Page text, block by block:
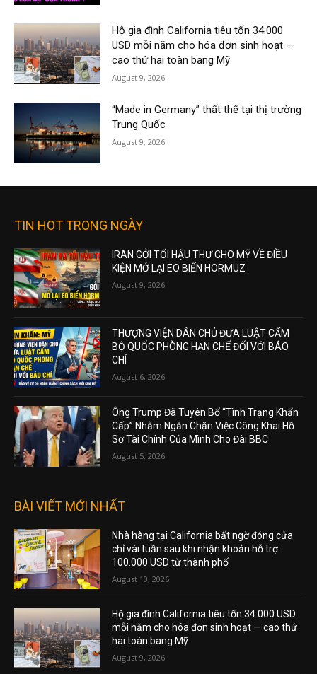
Hộ gia đình California tiêu tốn 34.000
USD mỗi năm cho hóa đơn sinh hoạt —
cao thứ hai toàn bang Mỹ
August 9, 2026
“Made in Germany” thất thế tại thị trường
Trung Quốc
August 9, 2026
TIN HOT TRONG NGÀY
IRAN GỞI TỐI HẬU THƯ CHO MỸ VỀ ĐIỀU
KIỆN MỞ LẠI EO BIỂN HORMUZ
August 9, 2026
THƯỢNG VIỆN DÂN CHỦ ĐƯA LUẬT CẤM
BỘ QUỐC PHÒNG HẠN CHẾ ĐỐI VỚI BÁO
CHÍ
August 6, 2026
Ông Trump Đã Tuyên Bố “Tình Trạng Khẩn
Cấp” Nhằm Ngăn Chặn Việc Công Khai Hồ
Sơ Tài Chính Của Mình Cho Đài BBC
August 5, 2026
BÀI VIẾT MỚI NHẤT
Nhà hàng tại California bất ngờ đóng cửa
chỉ vài tuần sau khi nhận khoản hỗ trợ
100.000 USD từ thành phố
August 10, 2026
Hộ gia đình California tiêu tốn 34.000 USD
mỗi năm cho hóa đơn sinh hoạt — cao thứ
hai toàn bang Mỹ
August 9, 2026